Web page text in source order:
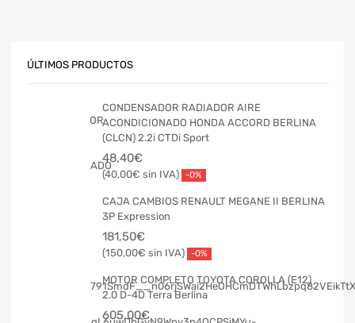
ÚLTIMOS PRODUCTOS
CONDENSADOR RADIADOR AIRE
ACONDICIONADO HONDA ACCORD BERLINA
(CLCN) 2.2i CTDi Sport
48,40€
40,00€ -0%
CAJA CAMBIOS RENAULT MEGANE II BERLINA
3P Expression
181,50€
150,00€ -0%
MOTOR COMPLETO TOYOTA COROLLA (E12)
2.0 D-4D Terra Berlina
605,00€